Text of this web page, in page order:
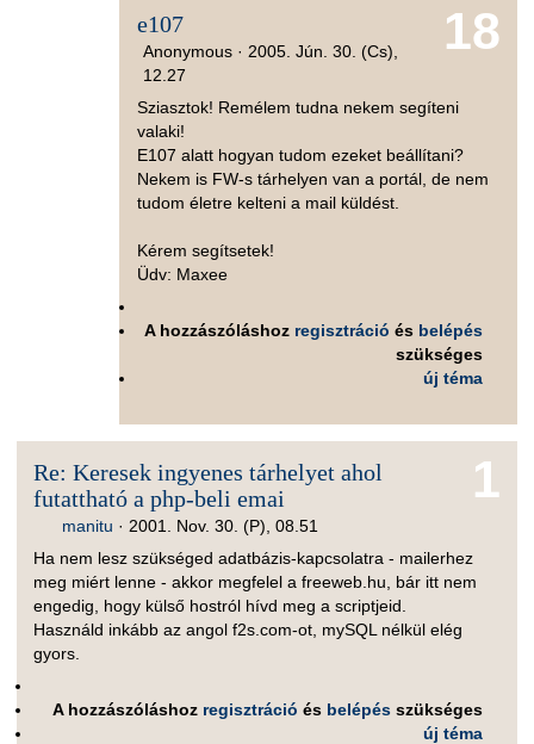
18
e107
Anonymous · 2005. Jún. 30. (Cs),
12.27
Sziasztok! Remélem tudna nekem segíteni
valaki!
E107 alatt hogyan tudom ezeket beállítani?
Nekem is FW-s tárhelyen van a portál, de nem
tudom életre kelteni a mail küldést.
Kérem segítsetek!
Üdv: Maxee
A hozzászóláshoz regisztráció és belépés
szükséges
új téma
1
Re: Keresek ingyenes tárhelyet ahol
futattható a php-beli emai
manitu · 2001. Nov. 30. (P), 08.51
Ha nem lesz szükséged adatbázis-kapcsolatra - mailerhez
meg miért lenne - akkor megfelel a freeweb.hu, bár itt nem
engedig, hogy külső hostról hívd meg a scriptjeid.
Használd inkább az angol f2s.com-ot, mySQL nélkül elég
gyors.
A hozzászóláshoz regisztráció és belépés szükséges
új téma